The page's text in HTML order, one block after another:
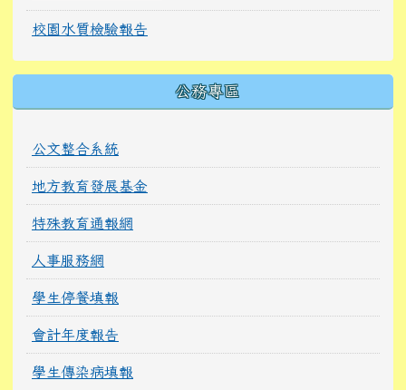
校園水質檢驗報告
公務專區
公文整合系統
地方教育發展基金
特殊教育通報網
人事服務網
學生停餐填報
會計年度報告
學生傳染病填報